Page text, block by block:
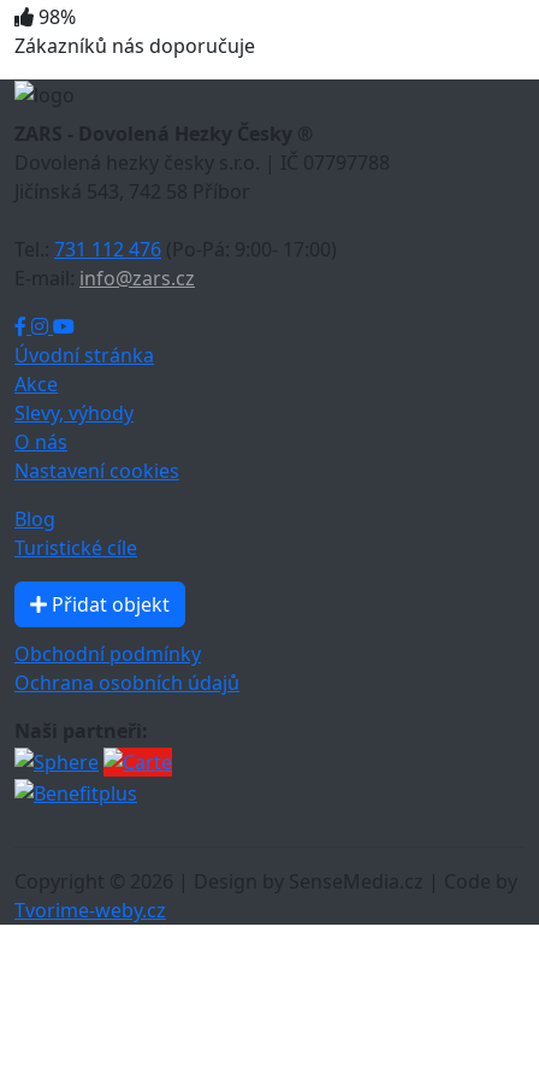
98%
Zákazníků nás doporučuje
ZARS - Dovolená Hezky Česky ®
Dovolená hezky česky s.r.o. | IČ 07797788
Jičínská 543, 742 58 Příbor
Tel.: 731 112 476 (Po-Pá: 9:00- 17:00)
E-mail: info@zars.cz
Úvodní stránka
Akce
Slevy, výhody
O nás
Nastavení cookies
Blog
Turistické cíle
Přidat objekt
Obchodní podmínky
Ochrana osobních údajů
Naši partneři:
Copyright © 2026 | Design by SenseMedia.cz | Code by
Tvorime-weby.cz